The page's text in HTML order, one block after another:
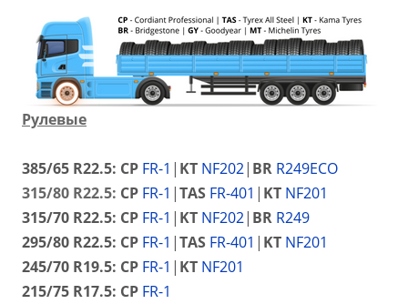
Рулевые
385/65 R22.5: CP FR-1 | KT NF202| BR R249ECO
315/80 R22.5: CP FR-1 |TAS FR-401 | KT NF201
315/70 R22.5: CP FR-1 | KT NF202| BR R249
295/80 R22.5: CP FR-1 |TAS FR-401 | KT NF201
245/70 R19.5: CP FR-1 | KT NF201
215/75 R17.5: CP FR-1